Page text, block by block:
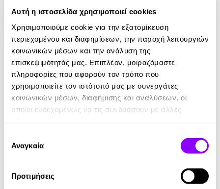
Αυτή η ιστοσελίδα χρησιμοποιεί cookies
Χρησιμοποιούμε cookie για την εξατομίκευση
περιεχομένου και διαφημίσεων, την παροχή λειτουργιών
κοινωνικών μέσων και την ανάλυση της
επισκεψιμότητάς μας. Επιπλέον, μοιραζόμαστε
πληροφορίες που αφορούν τον τρόπο που
χρησιμοποιείτε τον ιστότοπό μας με συνεργάτες
κοινωνικών μέσων, διαφήμισης και αναλύσεων, οι
οποίοι ενδεχομένως να τις συνδυάσουν με άλλες
των υπηρεσιών τους.
συγκατάθεσης
Αναγκαία
Προτιμήσεις
eBook
Ελέφαντας
Ρέιμοντ Κάρβερ
7.99€